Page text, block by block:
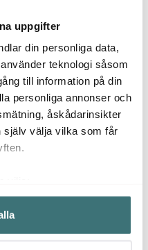
uppgifter
din personliga data,
teknologi såsom
till information på din
personliga annonser och
åskådarinsikter
själv välja vilka som får
geografiska plats som
till flera meter
att aktivt skanna den för
Svart
kr